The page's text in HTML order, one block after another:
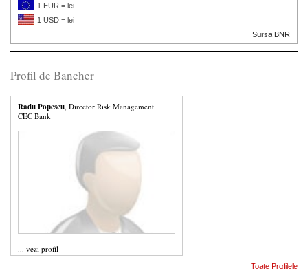
1 EUR = lei
1 USD = lei
Sursa BNR
Profil de Bancher
Radu Popescu , Director Risk Management
CEC Bank
... vezi profil
Toate Profilele